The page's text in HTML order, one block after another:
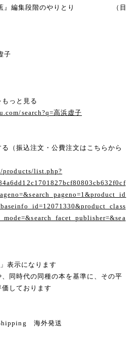
蕉』編集段階のやりとり （目
子
っと見る
search?q=高浜虚子
（振込注文・公費注文はこちらから
products/list.php?
表示になります
同時代の同種の本を基準に、その平
しております
海外発送